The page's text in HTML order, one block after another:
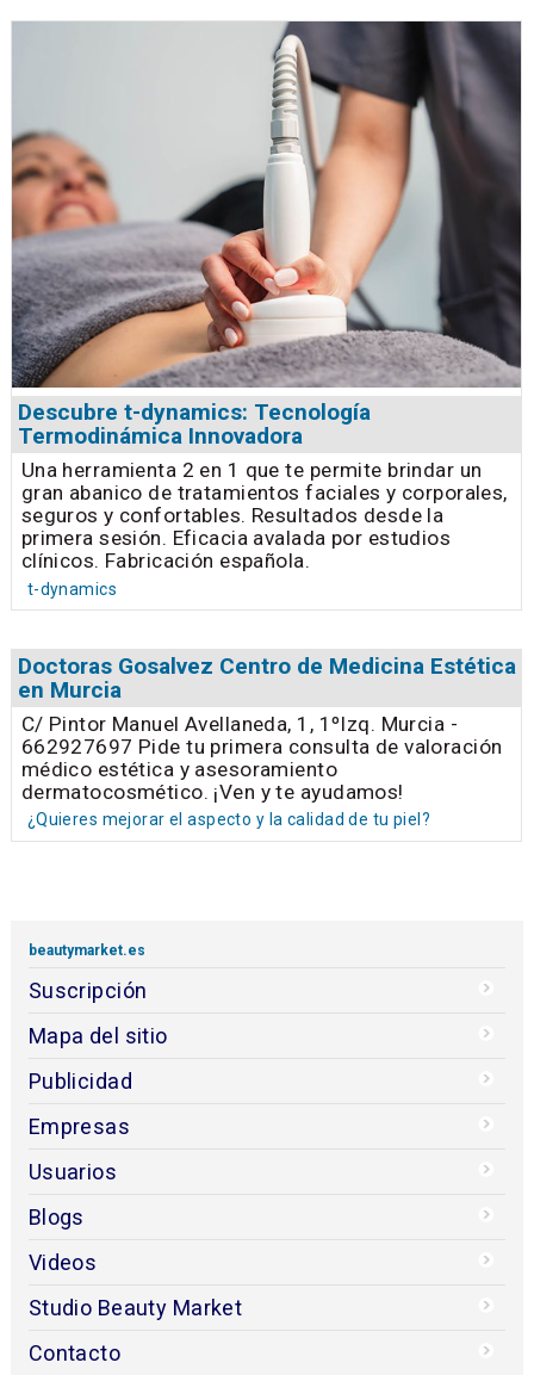
Descubre t-dynamics: Tecnología
Termodinámica Innovadora
Una herramienta 2 en 1 que te permite brindar un
gran abanico de tratamientos faciales y corporales,
seguros y confortables. Resultados desde la
primera sesión. Eficacia avalada por estudios
clínicos. Fabricación española.
t-dynamics
Doctoras Gosalvez Centro de Medicina Estética
en Murcia
C/ Pintor Manuel Avellaneda, 1, 1ºIzq. Murcia -
662927697 Pide tu primera consulta de valoración
médico estética y asesoramiento
dermatocosmético. ¡Ven y te ayudamos!
¿Quieres mejorar el aspecto y la calidad de tu piel?
beautymarket.es
Suscripción
Mapa del sitio
Publicidad
Empresas
Usuarios
Blogs
Videos
Studio Beauty Market
Contacto